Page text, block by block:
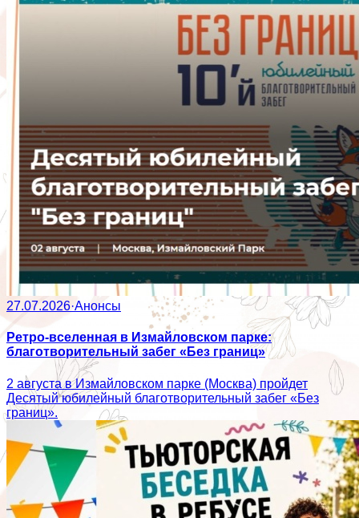
27.07.2026·Анонсы
Ретро-вселенная в Измайловском парке:
благотворительный забег «Без границ»
2 августа в Измайловском парке (Москва) пройдет
Десятый юбилейный благотворительный забег «Без
границ».